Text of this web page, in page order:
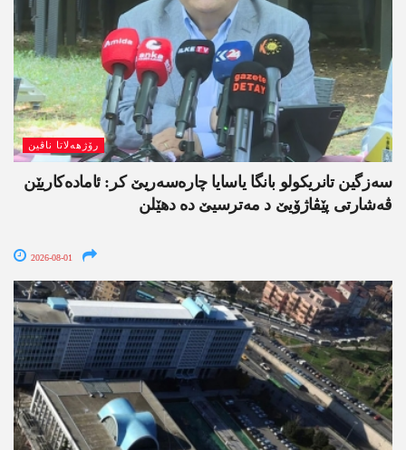
رۆژھەلاتا ناڤین
سەزگین تانریکولو بانگا یاسایا چارەسەریێ کر: ئامادەکاریێن
ڤەشارتی پێڤاژۆیێ د مەترسیێ دە دھێلن
2026-08-01